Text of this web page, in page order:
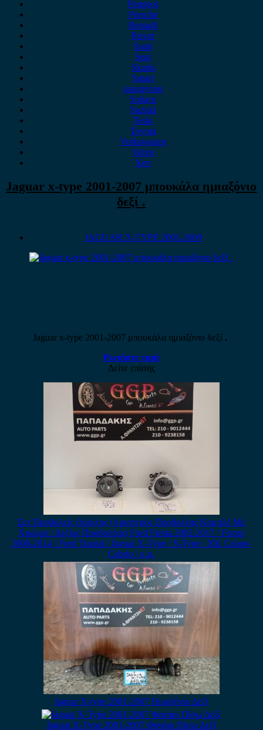
Peugeot
Porsche
Renault
Rover
Saab
Seat
Skoda
Smart
ssangyong
Subaru
Suzuki
Tesla
Toyota
Volkswagen
Volvo
Xev
Jaguar x-type 2001-2007 μπουκάλα ημιαξόνιο
δεξί .
JAGUAR X-TYPE 2001-2009
Jaguar x-type 2001-2007 μπουκάλα ημιαξόνιο δεξί .
Ρωτήστε τιμή
Δείτε επίσης
Σετ Προβολείς Ομίχλης (Αριστερός Προβολέας Κομπλέ Με
Χρώμιο / Δεξίος Προβολέας) Ford Fiesta 2002-2017 / Focus
2008-2014 / Ford Transit / Jaguar X-Type / S-Type / XK Coupe-
Cabrio / κ.α.
Jaguar X-type 2001-2007 Ημιαξόνιο Δεξί
Jaguar X-Type 2001-2007 Φανάρι Πίσω Δεξί